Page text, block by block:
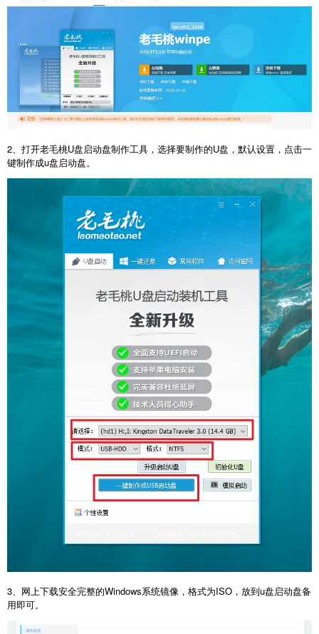
2、打开老毛桃U盘启动盘制作工具，选择要制作的U盘，默认设置，点击一
键制作成u盘启动盘。
3、网上下载安全完整的Windows系统镜像，格式为ISO，放到u盘启动盘备
用即可。